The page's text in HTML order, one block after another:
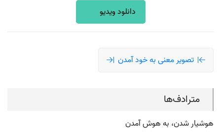
دانلود ویدیو
تصویر معنی به خود آمدن
مترادف‌ها
هوشیار شدن، به هوش آمدن